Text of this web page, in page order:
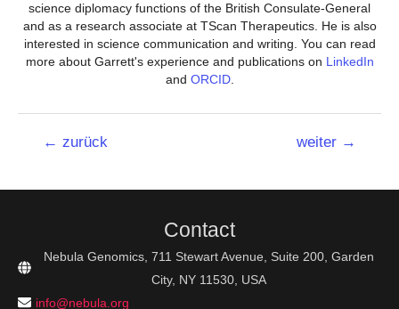
science diplomacy functions of the British Consulate-General
and as a research associate at TScan Therapeutics. He is also
interested in science communication and writing. You can read
more about Garrett's experience and publications on LinkedIn
and ORCID.
Beitrags-
← zurück weiter →
Contact
Nebula Genomics, 711 Stewart Avenue, Suite 200, Garden
City, NY 11530, USA
info@nebula.org